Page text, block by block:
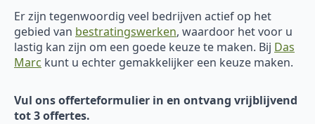
Er zijn tegenwoordig veel bedrijven actief op het
gebied van bestratingswerken, waardoor het voor u
lastig kan zijn om een goede keuze te maken. Bij Das
Marc kunt u echter gemakkelijker een keuze maken.
Vul ons offerteformulier in en ontvang vrijblijvend
tot 3 offertes.